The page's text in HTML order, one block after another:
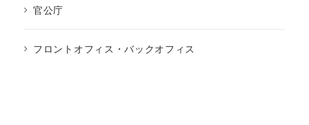
官公庁
フロントオフィス・バックオフィス